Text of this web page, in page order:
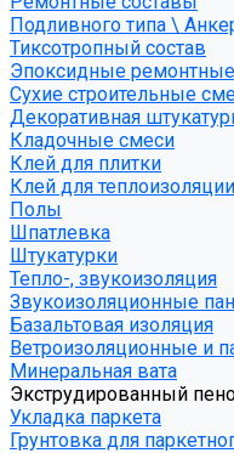
Подливного типа \
Тиксотропный состав
Эпоксидные
Сухие строительные
Декоративная
Кладочные смеси
Клей для плитки
Клей для теплоизоляции
Полы
Шпатлевка
Штукатурки
Тепло-, звукоизоляция
Звукоизоляционные
Базальтовая изоляция
Ветроизоляционные и
Минеральная вата
Экструдированный
Укладка паркета
Грунтовка для